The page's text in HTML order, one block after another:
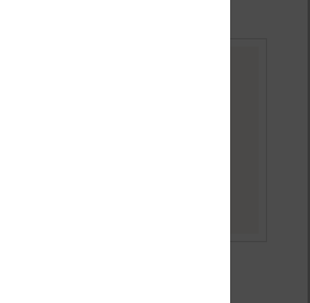
pas compatible